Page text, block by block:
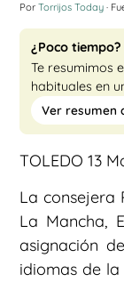
Por Torrijos Today ·
¿Poco tiempo?
Te resumimos
habituales en
Ver resumen
TOLEDO 13
La consejera
La Mancha,
asignación
idiomas de